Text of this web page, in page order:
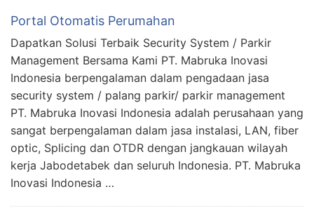
Portal Otomatis Perumahan
Dapatkan Solusi Terbaik Security System / Parkir
Management Bersama Kami PT. Mabruka Inovasi
Indonesia berpengalaman dalam pengadaan jasa
security system / palang parkir/ parkir management
PT. Mabruka Inovasi Indonesia adalah perusahaan yang
sangat berpengalaman dalam jasa instalasi, LAN, fiber
optic, Splicing dan OTDR dengan jangkauan wilayah
kerja Jabodetabek dan seluruh Indonesia. PT. Mabruka
Inovasi Indonesia …